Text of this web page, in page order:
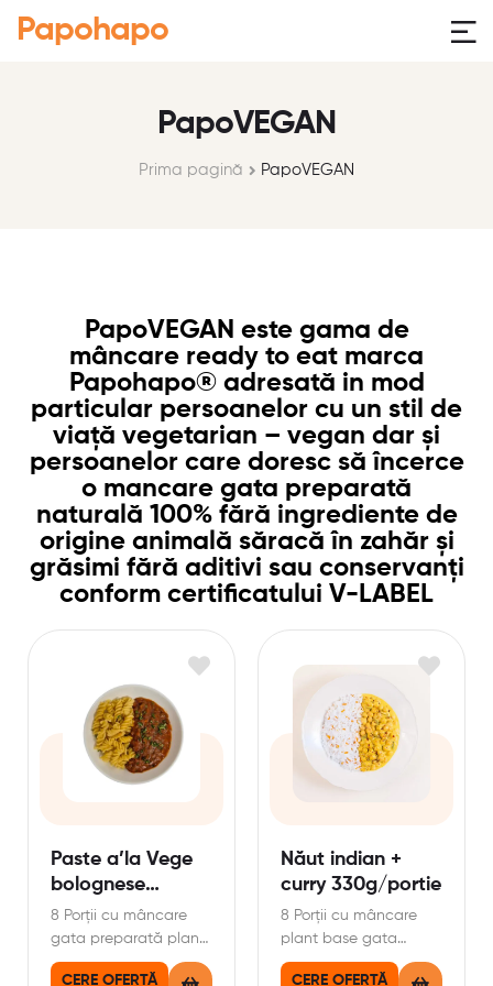
Papohapo
PapoVEGAN
Prima pagină PapoVEGAN
PapoVEGAN este gama de
mâncare ready to eat marca
Papohapo® adresată in mod
particular persoanelor cu un stil de
viață vegetarian – vegan dar și
persoanelor care doresc să încerce
o mancare gata preparată
naturală 100% fără ingrediente de
origine animală săracă în zahăr și
grăsimi fără aditivi sau conservanți
conform certificatului V-LABEL
Paste a’la Vege
bolognese
330g/portie
8 Porții cu mâncare
gata preparată plant
base categoria
CERE OFERTĂ
Năut indian +
curry 330g/portie
8 Porții cu mâncare
plant base gata
preparată categoria
CERE OFERTĂ